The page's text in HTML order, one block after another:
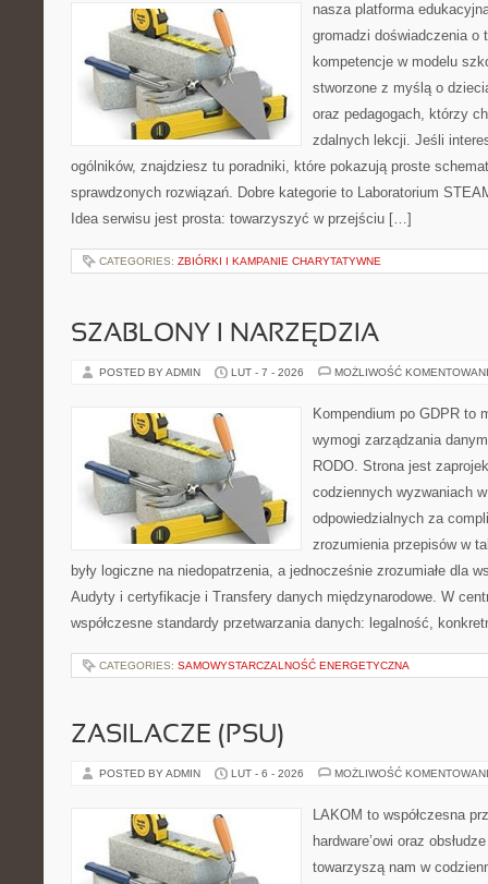
nasza platforma
gromadzi doświadczenia o
kompetencje w modelu
stworzone z myślą o
oraz pedagogach, którzy
zdalnych lekcji. Jeśli
ogólników, znajdziesz tu poradniki, które pokazują proste
sprawdzonych rozwiązań. Dobre kategorie to Laboratorium
Idea serwisu jest prosta: towarzyszyć w przejściu […]
CATEGORIES: ZBIÓRKI I KAMPANIE CHARYTATYWNE
SZABLONY I NARZĘDZIA
POSTED BY ADMIN LUT - 7 - 2026 MOŻLIWOŚĆ
Kompendium po GDPR to
wymogi zarządzania
RODO. Strona jest
codziennych wyzwaniach
odpowiedzialnych za
zrozumienia przepisów w
były logiczne na niedopatrzenia, a jednocześnie zrozumiałe dla
Audyty i certyfikacje i Transfery danych międzynarodowe. W
współczesne standardy przetwarzania danych: legalność,
CATEGORIES: SAMOWYSTARCZALNOŚĆ ENERGETYCZNA
ZASILACZE (PSU)
POSTED BY ADMIN LUT - 6 - 2026 MOŻLIWOŚĆ
LAKOM to współczesna
hardware’owi oraz
towarzyszą nam w